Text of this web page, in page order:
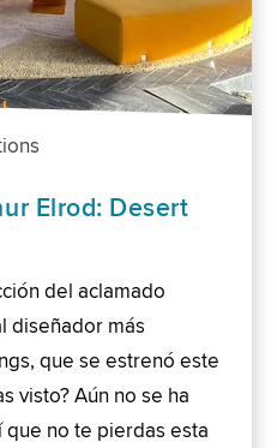
Elrod: Desert
del aclamado
diseñador más
que se estrenó este
visto? Aún no se ha
que no te pierdas esta